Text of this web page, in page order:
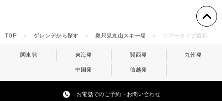
TOP ゲレンデから探す 奥只見丸山スキー場 ツアータイプ選択
関東発 東海発 関西発 九州発
中国発 信越発
お電話でのご予約・お問い合わせ